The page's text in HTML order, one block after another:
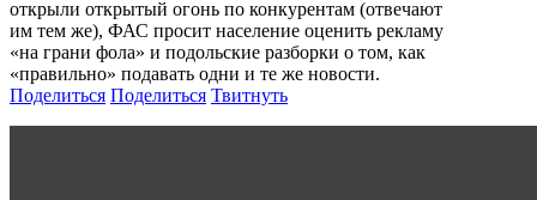
открыли открытый огонь по конкурентам (отвечают
им тем же), ФАС просит население оценить рекламу
«на грани фола» и подольские разборки о том, как
«правильно» подавать одни и те же новости.
Поделиться Поделиться Твитнуть